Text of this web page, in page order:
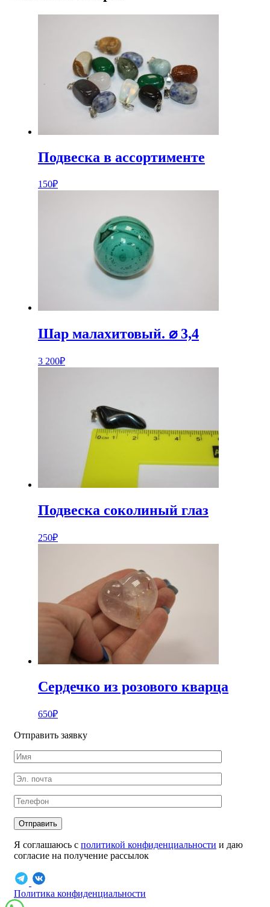
Подвеска в ассортименте
150₽
Шар малахитовый. ⌀ 3,4
3 200₽
Подвеска соколиный глаз
250₽
Сердечко из розового кварца
650₽
Отправить заявку
Отправить
Я соглашаюсь с политикой конфиденциальности и даю
согласие на получение рассылок
Политика конфиденциальности